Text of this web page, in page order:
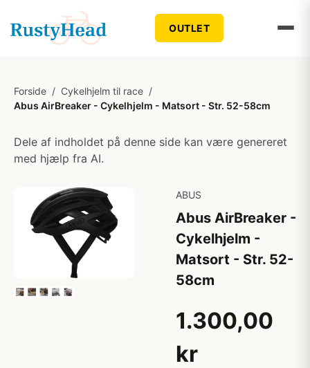
OUTLET
Forside / Cykelhjelm til race /
Abus AirBreaker - Cykelhjelm - Matsort - Str. 52-58cm
Dele af indholdet på denne side kan være genereret
med hjælp fra AI.
ABUS
Abus AirBreaker -
Cykelhjelm -
Matsort - Str. 52-
58cm
1.300,00
kr